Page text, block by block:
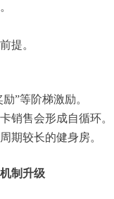
提。
”等阶梯激励。
销售会形成自循环。
期较长的健身房。
制升级